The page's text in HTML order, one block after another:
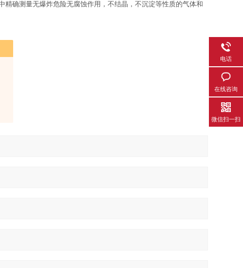
确测量无爆炸危险无腐蚀作用，不结晶，不沉淀等性质的气体和
电话
在线咨询
微信扫一扫